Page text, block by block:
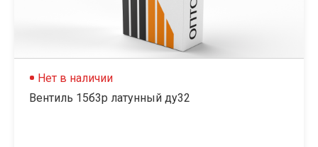
Нет в наличии
Вентиль 15б3р латунный ду32